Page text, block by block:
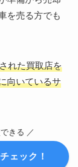
を売る方でも
れた買取店を
向いているサ
きる ／
ェック！